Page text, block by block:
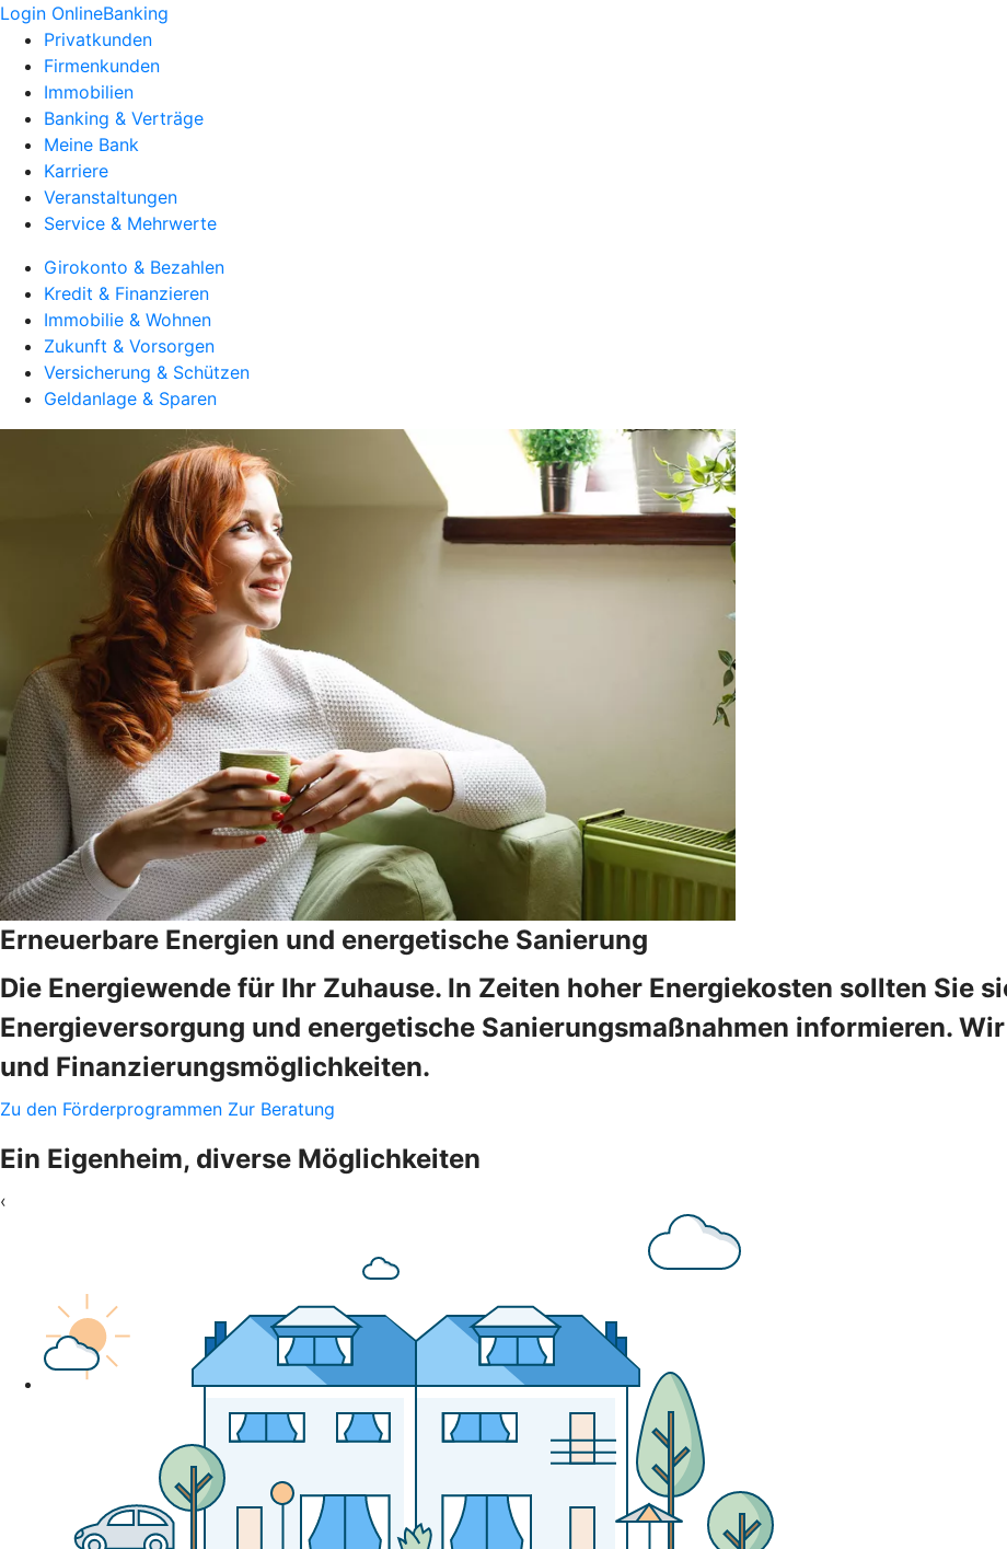
Login OnlineBanking
Privatkunden
Firmenkunden
Immobilien
Banking & Verträge
Meine Bank
Karriere
Veranstaltungen
Service & Mehrwerte
Girokonto & Bezahlen
Kredit & Finanzieren
Immobilie & Wohnen
Zukunft & Vorsorgen
Versicherung & Schützen
Geldanlage & Sparen
Erneuerbare Energien und energetische Sanierung
Die Energiewende für Ihr Zuhause. In Zeiten hoher Energiekosten sollten Sie
Energieversorgung und energetische Sanierungsmaßnahmen informieren.
und Finanzierungsmöglichkeiten.
Zu den Förderprogrammen Zur Beratung
Ein Eigenheim, diverse Möglichkeiten
‹